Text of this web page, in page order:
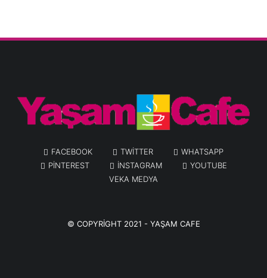
FACEBOOK TWITTER
WHATSAPP
PINTEREST
INSTAGRAM
YOUTUBE
VEKA MEDYA
© COPYRIGHT 2021 - YAŞAM CAFE